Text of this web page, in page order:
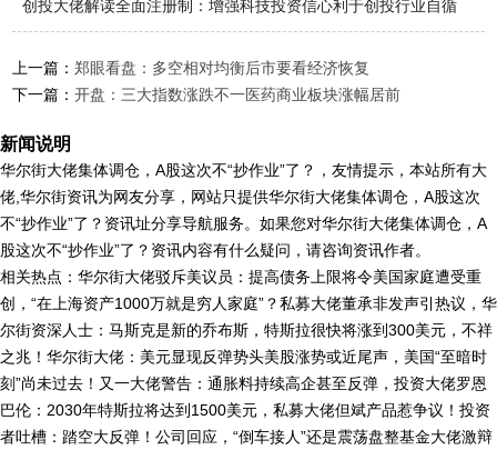
创投大佬解读全面注册制：增强科技投资信心利于创投行业自循
环
上一篇：郑眼看盘：多空相对均衡后市要看经济恢复
下一篇：开盘：三大指数涨跌不一医药商业板块涨幅居前
新闻说明
华尔街大佬集体调仓，A股这次不“抄作业”了？，友情提示，本站所有大
佬,华尔街资讯为网友分享，网站只提供华尔街大佬集体调仓，A股这次
不“抄作业”了？资讯址分享导航服务。如果您对华尔街大佬集体调仓，A
股这次不“抄作业”了？资讯内容有什么疑问，请咨询资讯作者。
相关热点：华尔街大佬驳斥美议员：提高债务上限将令美国家庭遭受重
创，“在上海资产1000万就是穷人家庭”？私募大佬董承非发声引热议，华
尔街资深人士：马斯克是新的乔布斯，特斯拉很快将涨到300美元，不祥
之兆！华尔街大佬：美元显现反弹势头美股涨势或近尾声，美国“至暗时
刻”尚未过去！又一大佬警告：通胀料持续高企甚至反弹，投资大佬罗恩
巴伦：2030年特斯拉将达到1500美元，私募大佬但斌产品惹争议！投资
者吐槽：踏空大反弹！公司回应，“倒车接人”还是震荡盘整基金大佬激辩